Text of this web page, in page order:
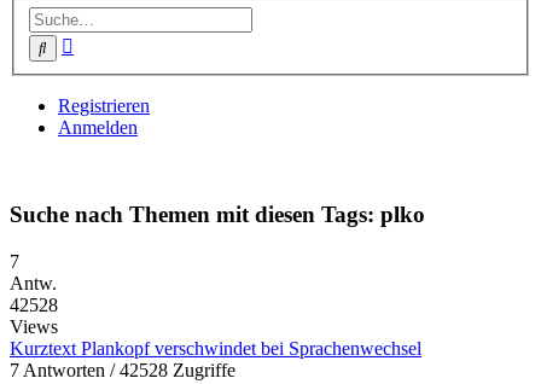
Suche
Registrieren
Anmelden
Suche nach Themen mit diesen Tags: plko
7
Antw.
42528
Views
Kurztext Plankopf verschwindet bei Sprachenwechsel
7 Antworten / 42528 Zugriffe